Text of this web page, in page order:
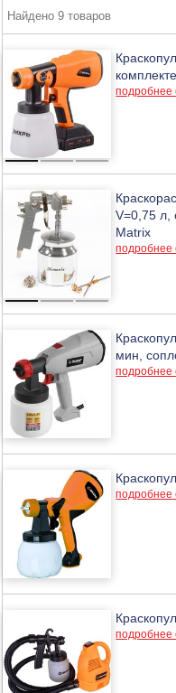
Найдено 9 товаров
подробнее
V=0,75 л,
Matrix
подробнее
мин,
подробнее
подробнее
подробнее